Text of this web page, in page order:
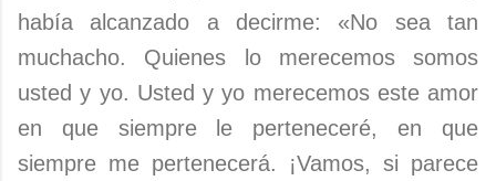
había alcanzado a decirme: «No sea tan
muchacho. Quienes lo merecemos somos
usted y yo. Usted y yo merecemos este amor
en que siempre le perteneceré, en que
siempre me pertenecerá. ¡Vamos, si parece